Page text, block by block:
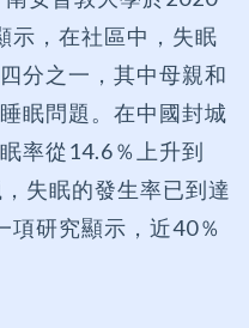
示，在社區中，失眠
分之一，其中母親和
眠問題。在中國封城
率從14.6％上升到
失眠的發生率已到達
項研究顯示，近40％